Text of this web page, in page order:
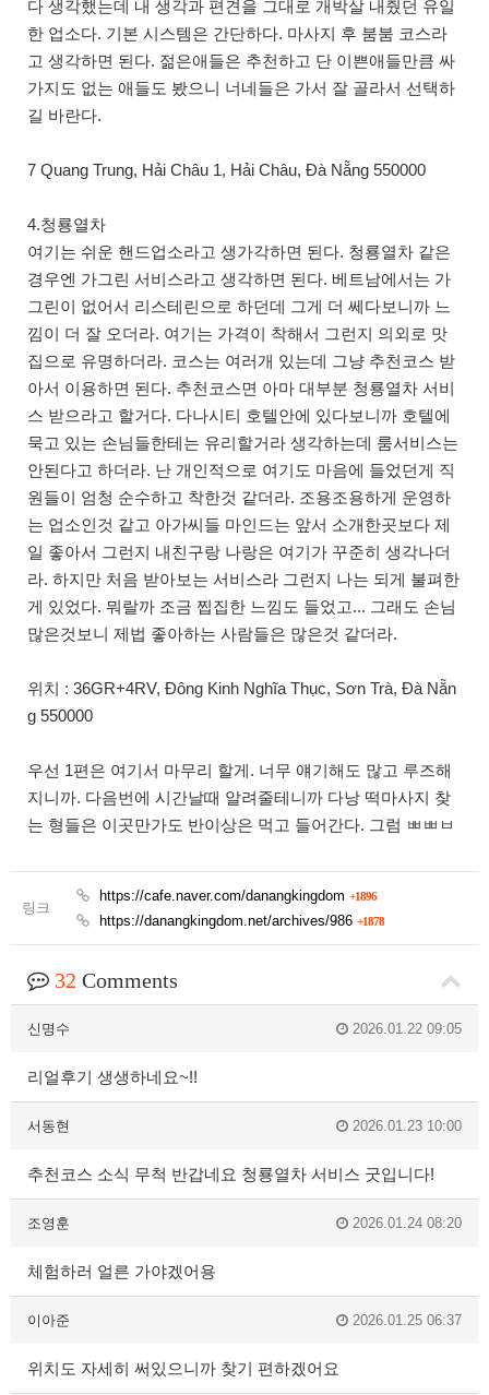
다 생각했는데 내 생각과 편견을 그대로 개박살 내줬던 유일
한 업소다. 기본 시스템은 간단하다. 마사지 후 붐붐 코스라
고 생각하면 된다. 젊은애들은 추천하고 단 이쁜애들만큼 싸
가지도 없는 애들도 봤으니 너네들은 가서 잘 골라서 선택하
길 바란다.
7 Quang Trung, Hải Châu 1, Hải Châu, Đà Nẵng 550000
4.청룡열차
여기는 쉬운 핸드업소라고 생가각하면 된다. 청룡열차 같은
경우엔 가그린 서비스라고 생각하면 된다. 베트남에서는 가
그린이 없어서 리스테린으로 하던데 그게 더 쎄다보니까 느
낌이 더 잘 오더라. 여기는 가격이 착해서 그런지 의외로 맛
집으로 유명하더라. 코스는 여러개 있는데 그냥 추천코스 받
아서 이용하면 된다. 추천코스면 아마 대부분 청룡열차 서비
스 받으라고 할거다. 다나시티 호텔안에 있다보니까 호텔에
묵고 있는 손님들한테는 유리할거라 생각하는데 룸서비스는
안된다고 하더라. 난 개인적으로 여기도 마음에 들었던게 직
원들이 엄청 순수하고 착한것 같더라. 조용조용하게 운영하
는 업소인것 같고 아가씨들 마인드는 앞서 소개한곳보다 제
일 좋아서 그런지 내친구랑 나랑은 여기가 꾸준히 생각나더
라. 하지만 처음 받아보는 서비스라 그런지 나는 되게 불펴한
게 있었다. 뭐랄까 조금 찝집한 느낌도 들었고... 그래도 손님
많은것보니 제법 좋아하는 사람들은 많은것 같더라.
위치 : 36GR+4RV, Đông Kinh Nghĩa Thục, Sơn Trà, Đà Nẵn
g 550000
우선 1편은 여기서 마무리 할게. 너무 얘기해도 많고 루즈해
지니까. 다음번에 시간날때 알려줄테니까 다낭 떡마사지 찾
는 형들은 이곳만가도 반이상은 먹고 들어간다. 그럼 ㅃㅃㅂ
링크
https://cafe.naver.com/danangkingdom +1896
https://danangkingdom.net/archives/986 +1878
32 Comments
신명수 2026.01.22 09:05
리얼후기 생생하네요~!!
서동현 2026.01.23 10:00
추천코스 소식 무척 반갑네요 청룡열차 서비스 굿입니다!
조영훈 2026.01.24 08:20
체험하러 얼른 가야겠어용
이아준 2026.01.25 06:37
위치도 자세히 써있으니까 찾기 편하겠어요